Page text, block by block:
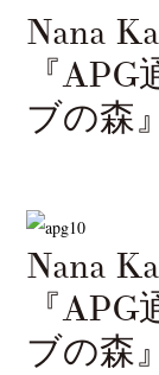
Nana
『
ブの森』
Nana
『
ブの森』